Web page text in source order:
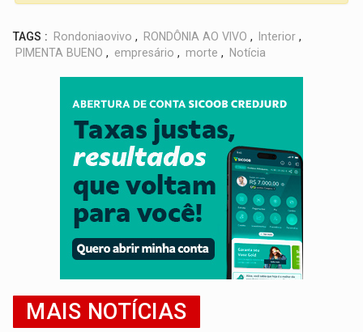
TAGS : Rondoniaovivo , RONDÔNIA AO VIVO , Interior ,
PIMENTA BUENO , empresário , morte , Notícia
MAIS NOTÍCIAS